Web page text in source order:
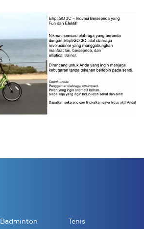
Badminton Tenis